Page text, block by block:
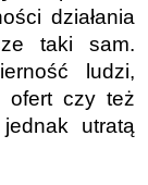
działania
taki sam.
ludzi,
ofert czy też
utratą